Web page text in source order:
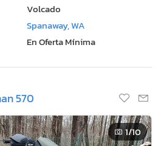
Volcado
Spanaway, WA
En Oferta Mínima
570
1/10